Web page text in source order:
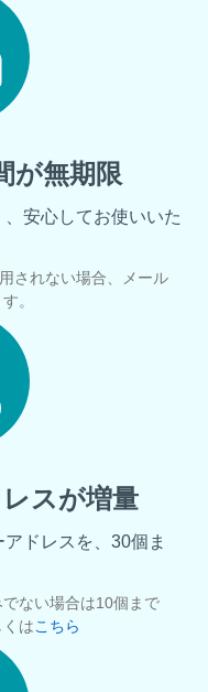
が無期限
安心してお使いいた
されない場合、メール
。
スが増量
ドレスを、30個ま
ない場合は10個まで
はこちら